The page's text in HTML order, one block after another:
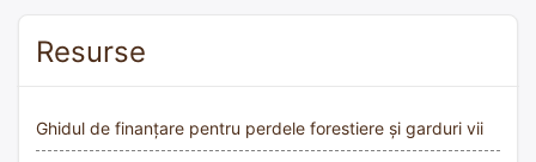
Resurse
Ghidul de finanțare pentru perdele forestiere și garduri vii